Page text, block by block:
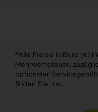
*Alle Preise in Euro (€)
Mehrwertsteuer,
optionaler
finden Sie hier.